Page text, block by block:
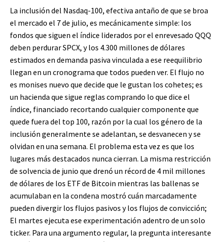
La inclusión del Nasdaq-100, efectiva antaño de que se broa
el mercado el 7 de julio, es mecánicamente simple: los
fondos que siguen el índice liderados por el enrevesado QQQ
deben perdurar SPCX, y los 4.300 millones de dólares
estimados en demanda pasiva vinculada a ese reequilibrio
llegan en un cronograma que todos pueden ver. El flujo no
es monises nuevo que decide que le gustan los cohetes; es
un hacienda que sigue reglas comprando lo que dice el
índice, financiado recortando cualquier componente que
quede fuera del top 100, razón por la cual los género de la
inclusión generalmente se adelantan, se desvanecen y se
olvidan en una semana. El problema esta vez es que los
lugares más destacados nunca cierran. La misma restricción
de solvencia de junio que drenó un récord de 4 mil millones
de dólares de los ETF de Bitcoin mientras las ballenas se
acumulaban en la condena mostró cuán marcadamente
pueden divergir los flujos pasivos y los flujos de convicción;
El martes ejecuta ese experimentación adentro de un solo
ticker. Para una argumento regular, la pregunta interesante